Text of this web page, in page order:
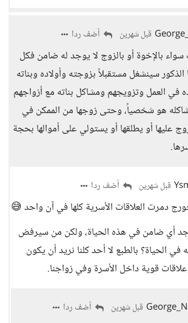
قبل شهرين أضف ردا
سواء بالإخوة أو بالزوج لا يوجد له ضامن فكل
سينشغل مستقبلاً بزوجته وأولاده وبناته
في العمل وتزويجهم ومشاكل بناته مع أزواجهم
هو شخصياً، وحتى زوجها من الممكن في
عليها أو يطلقها أو يستولي على أموالها بحجة
قبل شهرين أضف ردا
دمرت العلاقات الأسرية كلها في آن واحد 😅
أي ضامن في هذه الحياة، ولكن من سيرفض
الحياة؟ بالطبع لا أحد كلنا نريد أن يكون
قوية داخل الأسرة وفي زواجنا.
قبل شهرين أضف ردا